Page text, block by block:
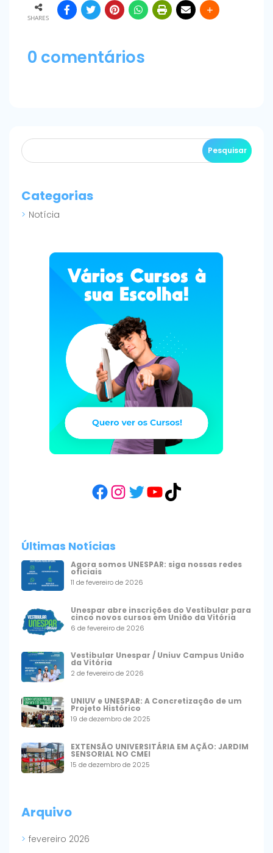
SHARES
0 comentários
Categorias
Notícia
Facebook
Instagram
Twitter
YouTube
TikTok
Últimas Notícias
Agora somos UNESPAR: siga nossas redes
oficiais
11 de fevereiro de 2026
Unespar abre inscrições do Vestibular para
cinco novos cursos em União da Vitória
6 de fevereiro de 2026
Vestibular Unespar / Uniuv Campus União
da Vitória
2 de fevereiro de 2026
UNIUV e UNESPAR: A Concretização de um
Projeto Histórico
19 de dezembro de 2025
EXTENSÃO UNIVERSITÁRIA EM AÇÃO: JARDIM
SENSORIAL NO CMEI
15 de dezembro de 2025
Arquivo
fevereiro 2026